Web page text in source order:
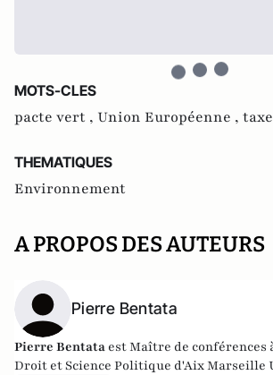
MOTS-CLES
pacte vert , Union Européenne , taxe
THEMATIQUES
Environnement
A PROPOS DES AUTEURS
Pierre Bentata
Pierre Bentata est Maître de conférences
Droit et Science Politique d'Aix Marseille